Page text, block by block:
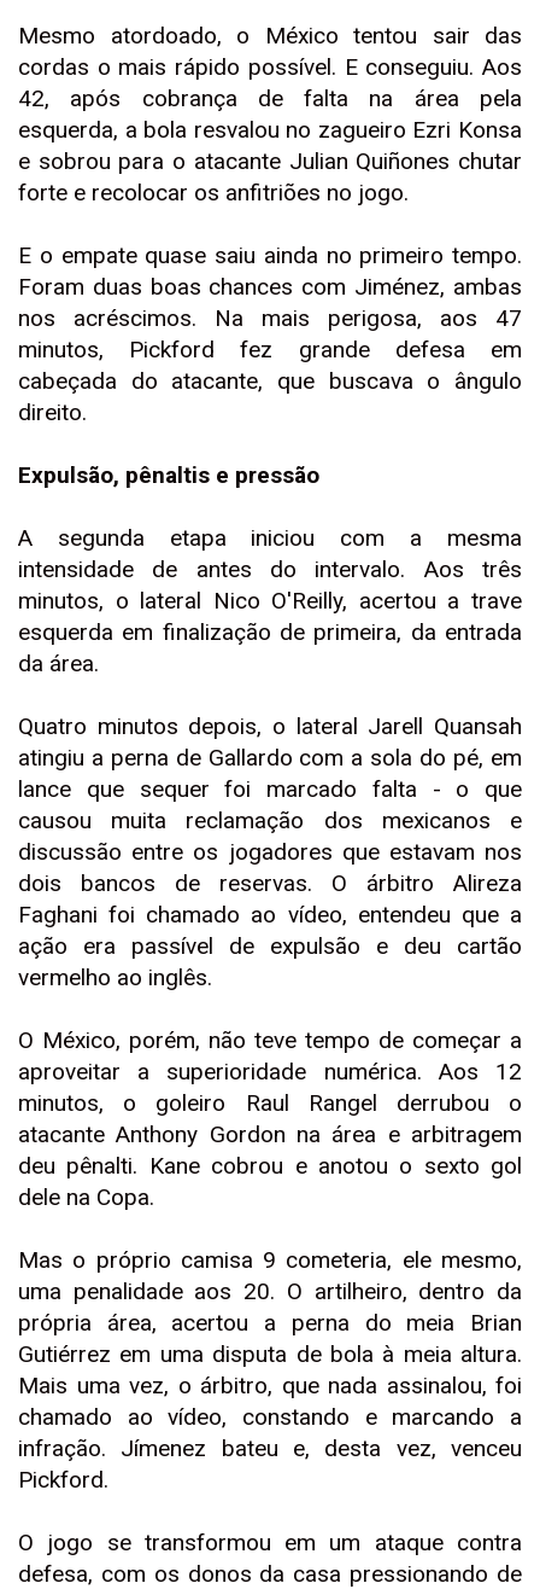
Mesmo atordoado, o México tentou sair das
cordas o mais rápido possível. E conseguiu. Aos
42, após cobrança de falta na área pela
esquerda, a bola resvalou no zagueiro Ezri Konsa
e sobrou para o atacante Julian Quiñones chutar
forte e recolocar os anfitriões no jogo.
E o empate quase saiu ainda no primeiro tempo.
Foram duas boas chances com Jiménez, ambas
nos acréscimos. Na mais perigosa, aos 47
minutos, Pickford fez grande defesa em
cabeçada do atacante, que buscava o ângulo
direito.
Expulsão, pênaltis e pressão
A segunda etapa iniciou com a mesma
intensidade de antes do intervalo. Aos três
minutos, o lateral Nico O'Reilly, acertou a trave
esquerda em finalização de primeira, da entrada
da área.
Quatro minutos depois, o lateral Jarell Quansah
atingiu a perna de Gallardo com a sola do pé, em
lance que sequer foi marcado falta - o que
causou muita reclamação dos mexicanos e
discussão entre os jogadores que estavam nos
dois bancos de reservas. O árbitro Alireza
Faghani foi chamado ao vídeo, entendeu que a
ação era passível de expulsão e deu cartão
vermelho ao inglês.
O México, porém, não teve tempo de começar a
aproveitar a superioridade numérica. Aos 12
minutos, o goleiro Raul Rangel derrubou o
atacante Anthony Gordon na área e arbitragem
deu pênalti. Kane cobrou e anotou o sexto gol
dele na Copa.
Mas o próprio camisa 9 cometeria, ele mesmo,
uma penalidade aos 20. O artilheiro, dentro da
própria área, acertou a perna do meia Brian
Gutiérrez em uma disputa de bola à meia altura.
Mais uma vez, o árbitro, que nada assinalou, foi
chamado ao vídeo, constando e marcando a
infração. Jímenez bateu e, desta vez, venceu
Pickford.
O jogo se transformou em um ataque contra
defesa, com os donos da casa pressionando de